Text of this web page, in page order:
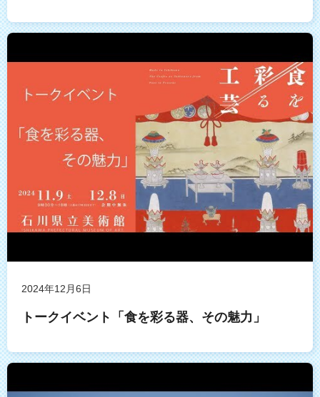
2024年12月6日
トークイベント「食を彩る器、その魅力」